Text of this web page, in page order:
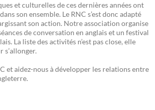
et culturelles de ces dernières années ont
son ensemble. Le RNC s’est donc adapté
son action. Notre association organise
de conversation en anglais et un festival
La liste des activités n’est pas close, elle
s’allonger.
et aidez-nous à développer les relations entre